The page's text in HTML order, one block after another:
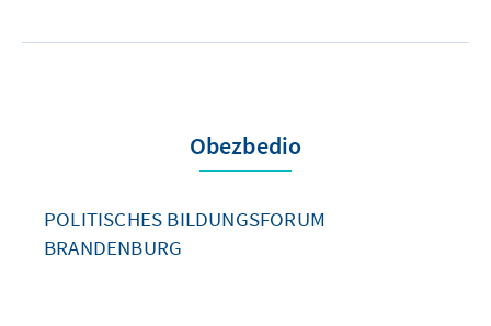
Obezbedio
POLITISCHES BILDUNGSFORUM
BRANDENBURG